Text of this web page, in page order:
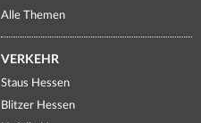
Alle Themen
VERKEHR
Staus Hessen
Blitzer Hessen